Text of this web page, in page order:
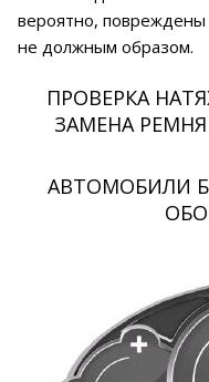
вероятно, повреждены
не должным образом.
ПРОВЕРКА
ЗАМЕНА
АВТОМОБИЛИ